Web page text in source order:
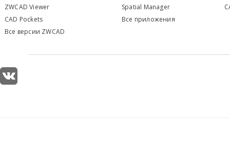
ZWCAD Viewer
CAD Pockets
Все версии ZWCAD
Spatial Manager
Все приложения